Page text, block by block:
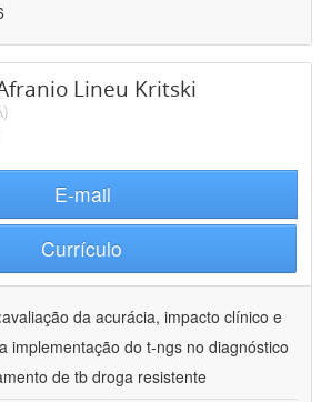
Lineu Kritski
E-mail
Currículo
avaliação da acurácia, impacto clínico e
implementação do t-ngs no diagnóstico
de tb droga resistente